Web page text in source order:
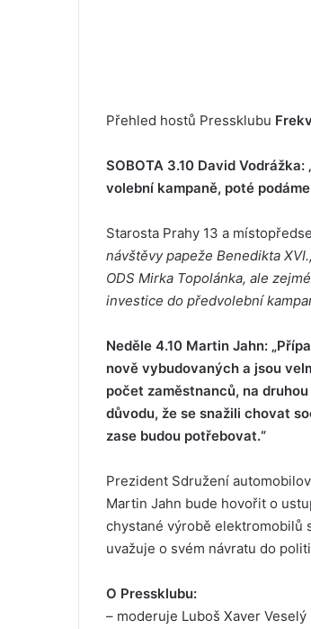
Přehled hostů Pressklubu
SOBOTA 3.10 David
volební kampaně, poté
Starosta Prahy 13 a
návštěvy papeže Benedikta
ODS Mirka Topolánka, ale
investice do předvolební
Neděle 4.10 Martin Jahn:
nově vybudovaných a jsou
počet zaměstnanců, na
důvodu, že se snažili chovat
zase budou potřebovat.“
Prezident Sdružení
Martin Jahn bude hovořit o
chystané výrobě elektromobilů
uvažuje o svém návratu do
O Pressklubu:
– moderuje Luboš Xaver Veselý